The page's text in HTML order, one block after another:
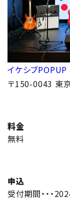
イケシブPOPUP
〒150-0043 東
料金
無料
申込
受付期間・・・